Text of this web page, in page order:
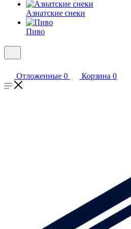
Азиатские снеки
Пиво
Отложенные 0 Корзина 0